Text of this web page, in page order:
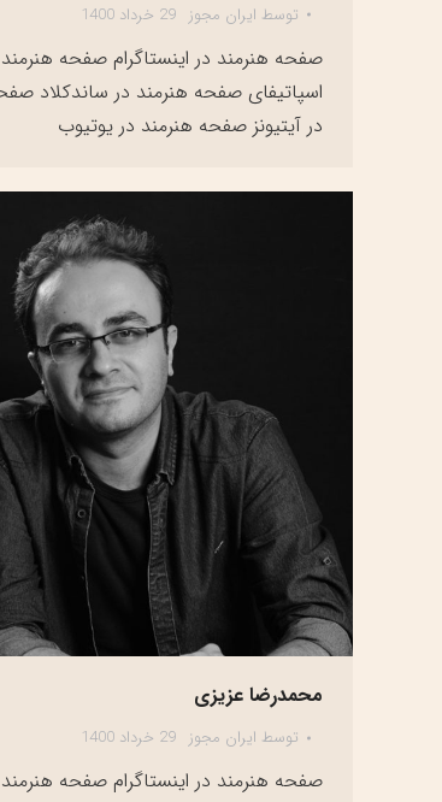
توسط ایران مجوز 29 خرداد 1400
صفحه هنرمند در اینستاگرام صفحه
اسپاتیفای صفحه هنرمند در ساندکلاد
در آیتیونز صفحه هنرمند در یوتیوب
محمدرضا عزیزی
توسط ایران مجوز 29 خرداد 1400
صفحه هنرمند در اینستاگرام صفحه